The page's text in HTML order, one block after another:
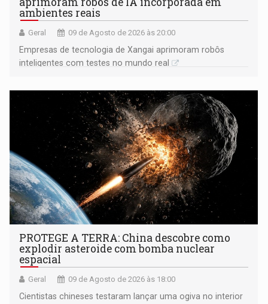
ambientes reais
Geral 09 de Agosto de 2026 às 20:00
Empresas de tecnologia de Xangai aprimoram robôs
inteligentes com testes no mundo real
PROTEGE A TERRA: China descobre como
explodir asteroide com bomba nuclear
espacial
Geral 09 de Agosto de 2026 às 18:00
Cientistas chineses testaram lançar uma ogiva no interior